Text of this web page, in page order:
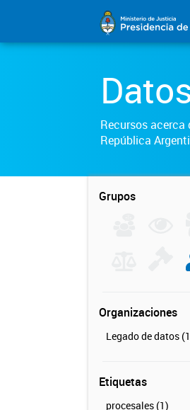
Recursos
República
Grupos
Organizaciones
Legado de datos
Etiquetas
procesales (1)